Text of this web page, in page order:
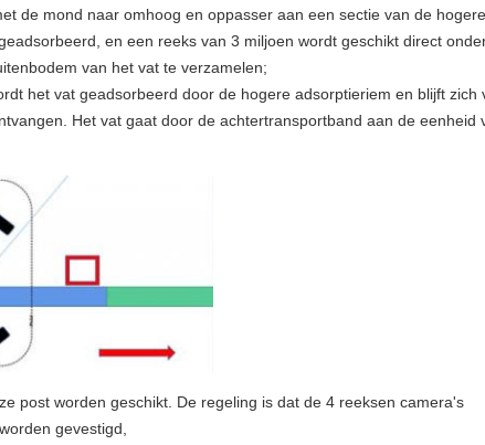
de mond naar omhoog en oppasser aan een sectie van de hogere
en een reeks van 3 miljoen wordt geschikt direct
van het vat te verzamelen;
het vat geadsorbeerd door de hogere adsorptieriem en blijft zich
Het vat gaat door de achtertransportband aan de eenheid
post worden geschikt. De regeling is dat de 4 reeksen camera's
gevestigd,